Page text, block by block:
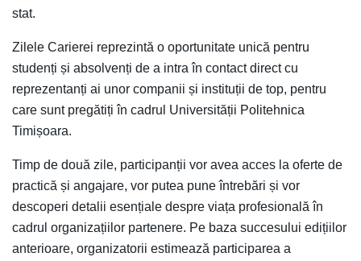
stat.
Zilele Carierei reprezintă o oportunitate unică pentru
studenți și absolvenți de a intra în contact direct cu
reprezentanți ai unor companii și instituții de top, pentru
care sunt pregătiți în cadrul Universității Politehnica
Timișoara.
Timp de două zile, participanții vor avea acces la oferte de
practică și angajare, vor putea pune întrebări și vor
descoperi detalii esențiale despre viața profesională în
cadrul organizațiilor partenere. Pe baza succesului edițiilor
anterioare, organizatorii estimează participarea a